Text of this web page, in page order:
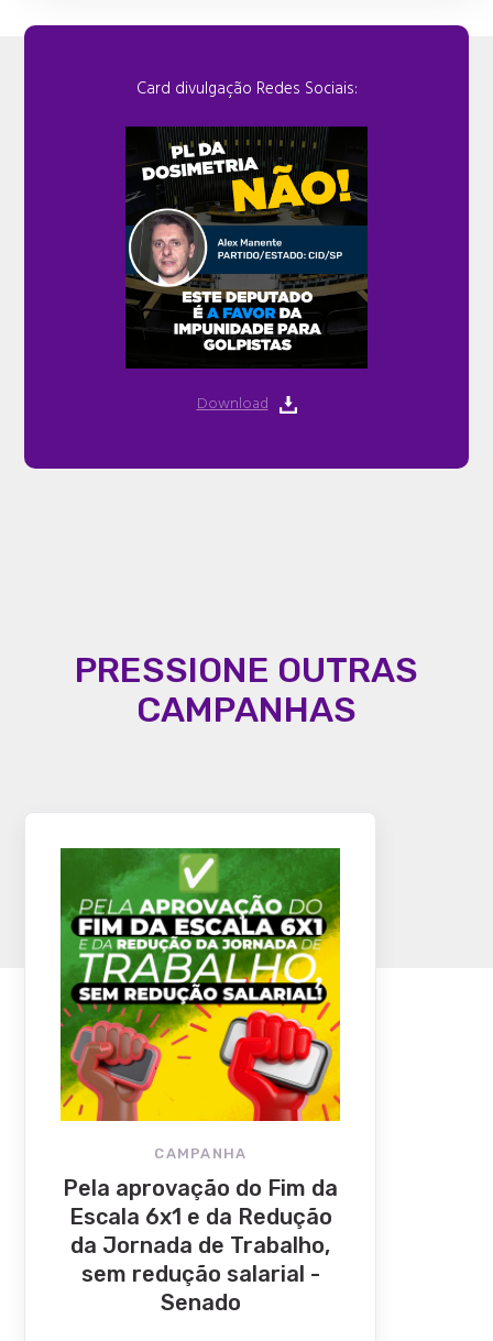
Card divulgação Redes Sociais:
Download
PRESSIONE OUTRAS
CAMPANHAS
CAMPANHA
Pela aprovação do Fim da
Escala 6x1 e da Redução
da Jornada de Trabalho,
sem redução salarial -
Senado